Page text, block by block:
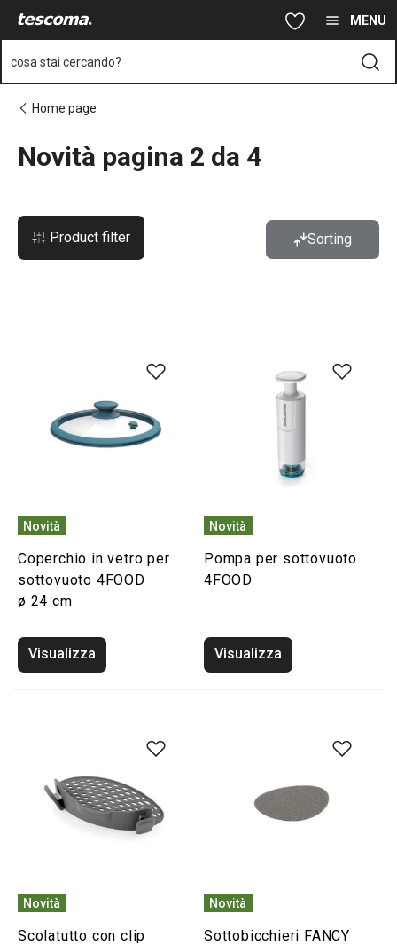
Vai al contenuto principale MENU
cosa stai cercando?
Home page
Novità pagina 2 da 4
Product filter Sorting
Novità
Coperchio in vetro per
sottovuoto 4FOOD
ø 24 cm
Visualizza
Novità
Pompa per sottovuoto
4FOOD
Visualizza
Novità
Scolatutto con clip
Novità
Sottobicchieri FANCY